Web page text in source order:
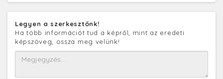
Legyen a szerkesztőnk!
Ha több információt tud a képről, mint az eredeti
képszöveg, ossza meg velünk!